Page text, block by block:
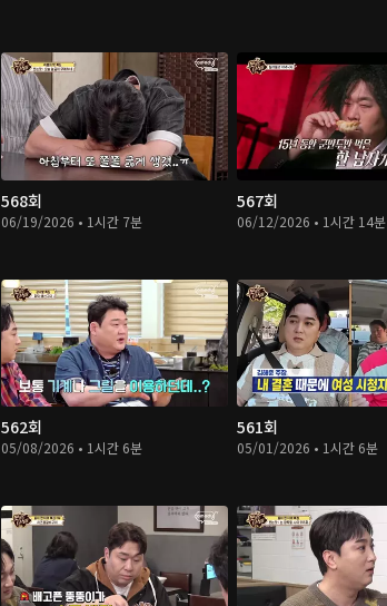
568회
06/19/2026 • 1시간 7분
567회
06/12/2026 • 1시간 14분
562회
05/08/2026 • 1시간 6분
561회
05/01/2026 • 1시간 6분